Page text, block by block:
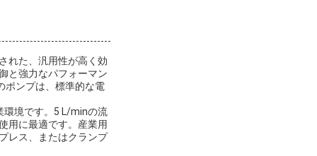
れた、汎用性が高く効
と強力なパフォーマン
ポンプは、標準的な電
環境です。5 L/minの流
用に最適です。産業用
レス、またはクランプ